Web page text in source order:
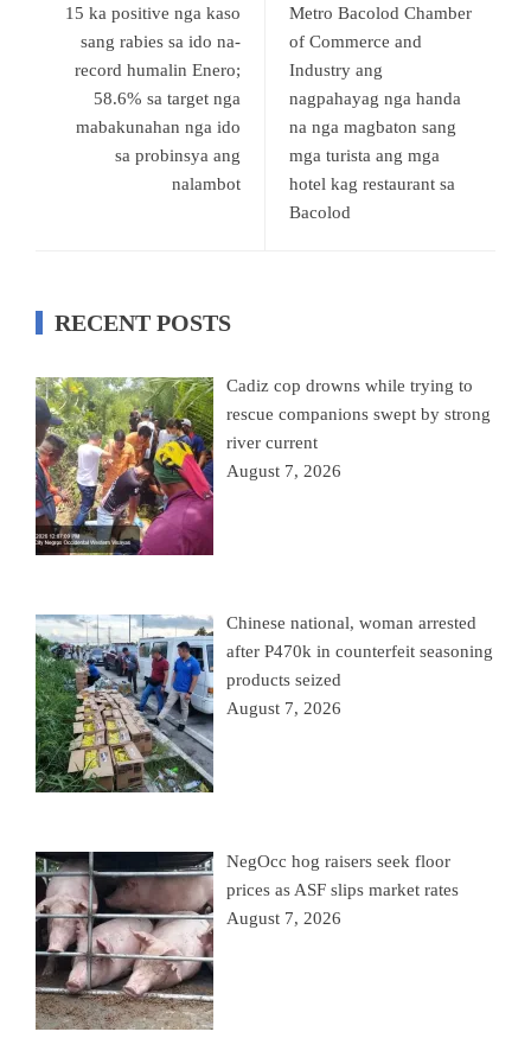
15 ka positive nga kaso
sang rabies sa ido na-
record humalin Enero;
58.6% sa target nga
mabakunahan nga ido
sa probinsya ang
nalambot
Metro Bacolod Chamber
of Commerce and
Industry ang
nagpahayag nga handa
na nga magbaton sang
mga turista ang mga
hotel kag restaurant sa
Bacolod
RECENT POSTS
Cadiz cop drowns while trying to
rescue companions swept by strong
river current
August 7, 2026
Chinese national, woman arrested
after P470k in counterfeit seasoning
products seized
August 7, 2026
NegOcc hog raisers seek floor
prices as ASF slips market rates
August 7, 2026